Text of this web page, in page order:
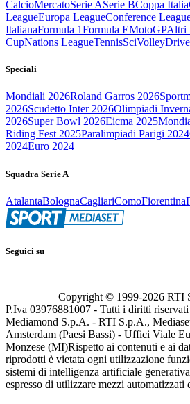
CalcioMercatoSerie ASerie BCoppa Italia
LeagueEuropa LeagueConference
ItalianaFormula 1Formula EMotoGPAltri
CupNations LeagueTennisSciVolley
Speciali
Mondiali 2026Roland Garros 2026
2026Scudetto Inter 2026Olimpiadi
2026Super Bowl 2026Eicma 2025
Riding Fest 2025Paralimpiadi Parigi 2024
2024Euro 2024
Squadra Serie A
AtalantaBolognaCagliariComoFiorentina
Seguici su
Copyright © 1999-2026 RTI
P.Iva 03976881007 - Tutti i diritti
Mediamond S.p.A. - RTI S.p.A.,
Amsterdam (Paesi Bassi) - Uffici Viale
Monzese (MI)Rispetto ai contenuti e ai
riprodotti è vietata ogni utilizzazione
sistemi di intelligenza artificiale
espresso di utilizzare mezzi automatizzati